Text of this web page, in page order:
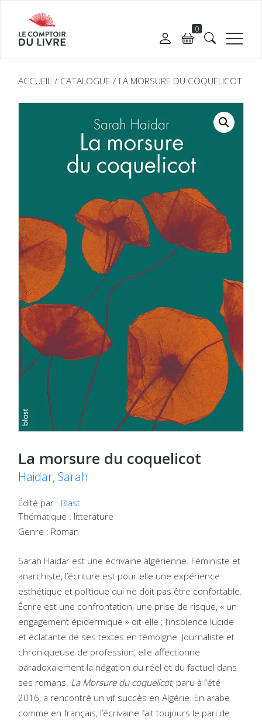
0
ACCUEIL CATALOGUE LA MORSURE DU COQUELICOT
La morsure du coquelicot
Haidar, Sarah
Édité par : Blast
Thématique : litterature
Genre : Roman
Sarah Haidar est une écrivaine algérienne. Féministe et
anarchiste, l’écriture est pour elle une expérience
esthétique et politique qui ne doit pas être confortable.
Écrire est une confrontation, une prise de risque, « un
engagement épidermique » dit-elle ; l’insolence lucide
et éclatante de ses textes en témoigne. Journaliste et
chroniqueuse de profession, elle affectionne
paradoxalement la négation du réel et du factuel dans
ses romans. La Morsure du coquelicot, paru à l’été
2016, a rencontré un vif succès en Algérie. En arabe
comme en français, l’écrivaine fait toujours le pari de